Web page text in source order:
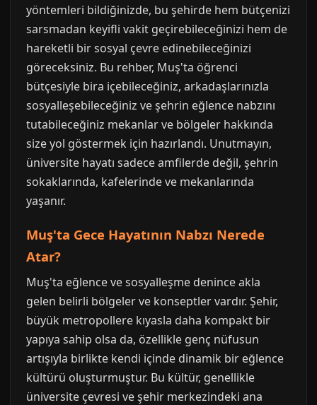
yöntemleri bildiğinizde, bu şehirde hem bütçenizi
sarsmadan keyifli vakit geçirebileceğinizi hem de
hareketli bir sosyal çevre edinebileceğinizi
göreceksiniz. Bu rehber, Muş'ta öğrenci
bütçesiyle bira içebileceğiniz, arkadaşlarınızla
sosyalleşebileceğiniz ve şehrin eğlence nabzını
tutabileceğiniz mekanlar ve bölgeler hakkında
size yol göstermek için hazırlandı. Unutmayın,
üniversite hayatı sadece amfilerde değil, şehrin
sokaklarında, kafelerinde ve mekanlarında
yaşanır.
Muş'ta Gece Hayatının Nabzı Nerede
Atar?
Muş'ta eğlence ve sosyalleşme denince akla
gelen belirli bölgeler ve konseptler vardır. Şehir,
büyük metropollere kıyasla daha kompakt bir
yapıya sahip olsa da, özellikle genç nüfusun
artışıyla birlikte kendi içinde dinamik bir eğlence
kültürü oluşturmuştur. Bu kültür, genellikle
üniversite çevresi ve şehir merkezindeki ana